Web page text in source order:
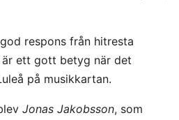
respons från hitresta
ett gott betyg när det
på musikkartan.
Jonas Jakobsson, som